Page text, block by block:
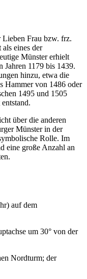
Lieben Frau bzw. frz.
eines der
Münster erhielt
Jahren 1179 bis 1439.
hinzu, etwa die
Hammer von 1486 oder
1495 und 1505
über die anderen
Münster in der
Rolle. Im
eine große Anzahl an
auf dem
um 30° von der
Nordturm; der